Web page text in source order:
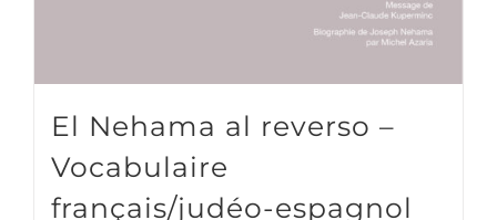
El Nehama al reverso –
Vocabulaire
français/judéo-espagnol